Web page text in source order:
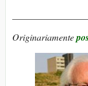
Originariamente